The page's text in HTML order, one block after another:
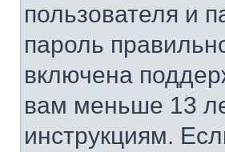
пользователя и
пароль
включена
вам меньше 13
инструкциям.